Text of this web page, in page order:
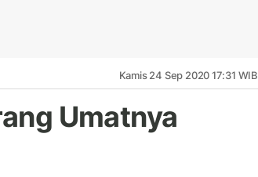
Kamis 24 Sep 2020 17:31 WIB
Umatnya